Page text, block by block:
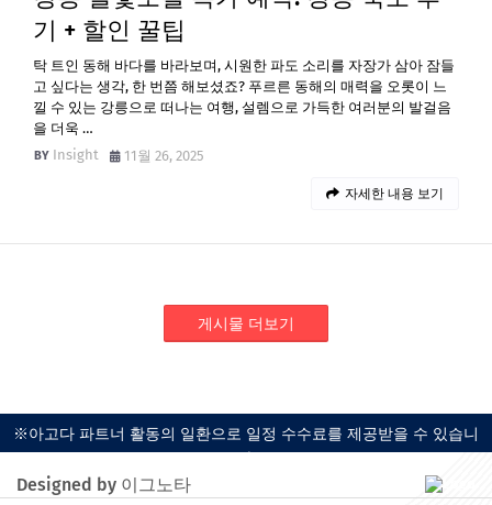
기 + 할인 꿀팁
탁 트인 동해 바다를 바라보며, 시원한 파도 소리를 자장가 삼아 잠들
고 싶다는 생각, 한 번쯤 해보셨죠? 푸르른 동해의 매력을 오롯이 느
낄 수 있는 강릉으로 떠나는 여행, 설렘으로 가득한 여러분의 발걸음
을 더욱 …
Insight
11월 26, 2025
자세한 내용 보기
게시물 더보기
※아고다 파트너 활동의 일환으로 일정 수수료를 제공받을 수 있습니
다.
Designed by 이그노타